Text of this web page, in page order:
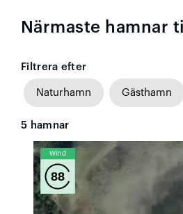
Närmaste hamnar
Filtrera efter
Naturhamn Gästhamn
5 hamnar
Wind
88